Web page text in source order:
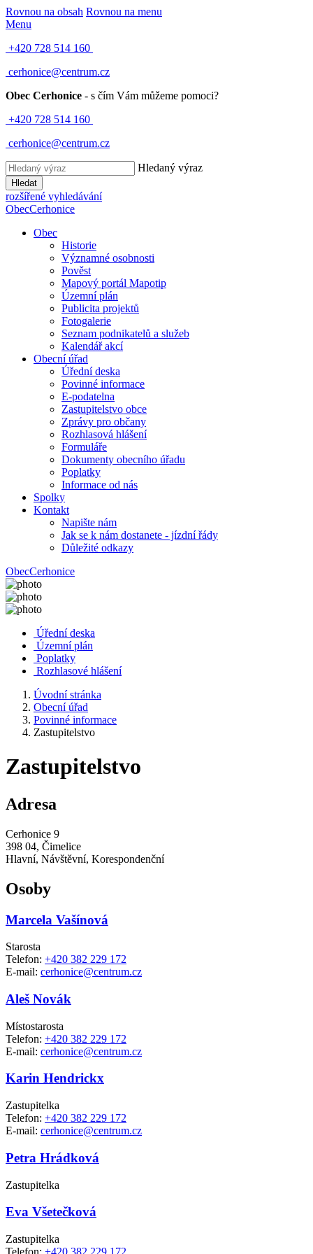
Rovnou na obsah Rovnou na menu
Menu
+420 728 514 160
cerhonice@centrum.cz
Obec Cerhonice - s čím Vám můžeme pomoci?
+420 728 514 160
cerhonice@centrum.cz
Hledaný výraz
Hledat
rozšířené vyhledávání
ObecCerhonice
Obec
Historie
Významné osobnosti
Pověst
Mapový portál Mapotip
Územní plán
Publicita projektů
Fotogalerie
Seznam podnikatelů a služeb
Kalendář akcí
Obecní úřad
Úřední deska
Povinné informace
E-podatelna
Zastupitelstvo obce
Zprávy pro občany
Rozhlasová hlášení
Formuláře
Dokumenty obecního úřadu
Poplatky
Informace od nás
Spolky
Kontakt
Napište nám
Jak se k nám dostanete - jízdní řády
Důležité odkazy
ObecCerhonice
Úřední deska
Územní plán
Poplatky
Rozhlasové hlášení
Úvodní stránka
Obecní úřad
Povinné informace
Zastupitelstvo
Zastupitelstvo
Adresa
Cerhonice 9
398 04, Čimelice
Hlavní, Návštěvní, Korespondenční
Osoby
Marcela Vašínová
Starosta
Telefon: +420 382 229 172
E-mail: cerhonice@centrum.cz
Aleš Novák
Místostarosta
Telefon: +420 382 229 172
E-mail: cerhonice@centrum.cz
Karin Hendrickx
Zastupitelka
Telefon: +420 382 229 172
E-mail: cerhonice@centrum.cz
Petra Hrádková
Zastupitelka
Eva Všetečková
Zastupitelka
Telefon: +420 382 229 172